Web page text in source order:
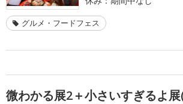
グルメ・フードフェス
微わかる展2＋小さいすぎるよ